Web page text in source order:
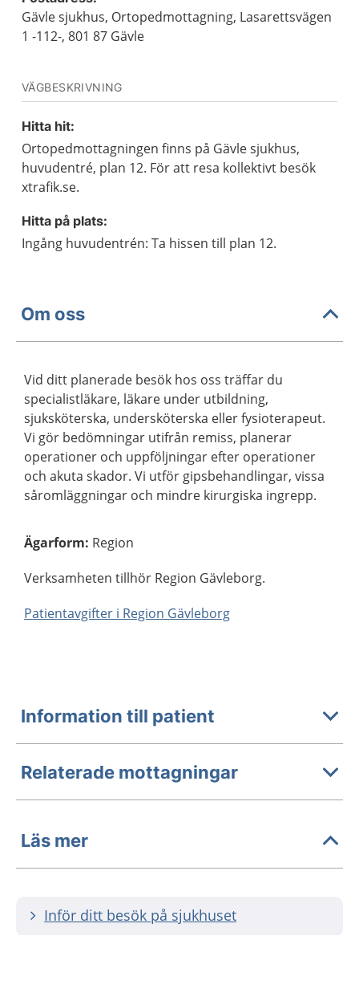
Gävle sjukhus, Ortopedmottagning, Lasarettsvägen
1 -112-, 801 87 Gävle
VÄGBESKRIVNING
Hitta hit:
Ortopedmottagningen finns på Gävle sjukhus,
huvudentré, plan 12. För att resa kollektivt besök
xtrafik.se.
Hitta på plats:
Ingång huvudentrén: Ta hissen till plan 12.
Om oss
Vid ditt planerade besök hos oss träffar du
specialistläkare, läkare under utbildning,
sjuksköterska, undersköterska eller fysioterapeut.
Vi gör bedömningar utifrån remiss, planerar
operationer och uppföljningar efter operationer
och akuta skador. Vi utför gipsbehandlingar, vissa
såromläggningar och mindre kirurgiska ingrepp.
Ägarform: Region
Verksamheten tillhör Region Gävleborg.
Patientavgifter i Region Gävleborg
Information till patient
Relaterade mottagningar
Läs mer
Inför ditt besök på sjukhuset